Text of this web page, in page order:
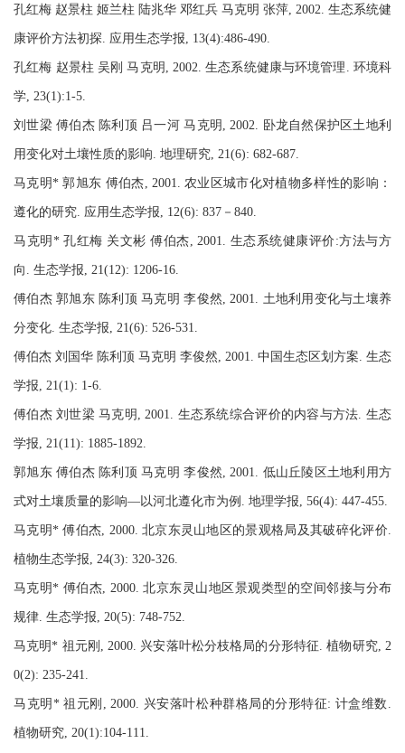
孔红梅 赵景柱 姬兰柱 陆兆华 邓红兵 马克明 张萍, 2002. 生态系统健
康评价方法初探. 应用生态学报, 13(4):486-490.
孔红梅 赵景柱 吴刚 马克明, 2002. 生态系统健康与环境管理. 环境科
学, 23(1):1-5.
刘世梁 傅伯杰 陈利顶 吕一河 马克明, 2002. 卧龙自然保护区土地利
用变化对土壤性质的影响. 地理研究, 21(6): 682-687.
马克明* 郭旭东 傅伯杰, 2001. 农业区城市化对植物多样性的影响：
遵化的研究. 应用生态学报, 12(6): 837－840.
马克明* 孔红梅 关文彬 傅伯杰, 2001. 生态系统健康评价:方法与方
向. 生态学报, 21(12): 1206-16.
傅伯杰 郭旭东 陈利顶 马克明 李俊然, 2001. 土地利用变化与土壤养
分变化. 生态学报, 21(6): 526-531.
傅伯杰 刘国华 陈利顶 马克明 李俊然, 2001. 中国生态区划方案. 生态
学报, 21(1): 1-6.
傅伯杰 刘世梁 马克明, 2001. 生态系统综合评价的内容与方法. 生态
学报, 21(11): 1885-1892.
郭旭东 傅伯杰 陈利顶 马克明 李俊然, 2001. 低山丘陵区土地利用方
式对土壤质量的影响—以河北遵化市为例. 地理学报, 56(4): 447-455.
马克明* 傅伯杰, 2000. 北京东灵山地区的景观格局及其破碎化评价.
植物生态学报, 24(3): 320-326.
马克明* 傅伯杰, 2000. 北京东灵山地区景观类型的空间邻接与分布
规律. 生态学报, 20(5): 748-752.
马克明* 祖元刚, 2000. 兴安落叶松分枝格局的分形特征. 植物研究, 2
0(2): 235-241.
马克明* 祖元刚, 2000. 兴安落叶松种群格局的分形特征: 计盒维数.
植物研究, 20(1):104-111.